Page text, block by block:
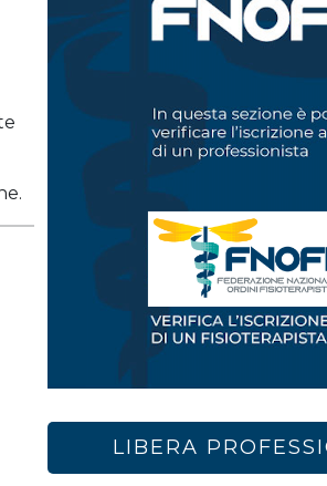
LIBERA